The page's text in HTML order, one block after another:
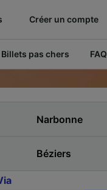
Créer un compte
Billets pas chers FAQ